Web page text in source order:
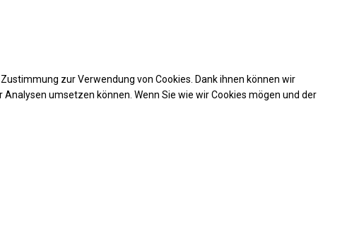
Laden Sie das PDF -Angebot herunter
zur Verwendung von Cookies. Dank ihnen können wir
umsetzen können. Wenn Sie wie wir Cookies mögen und der